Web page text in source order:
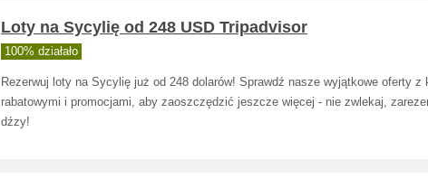
Loty na Sycylię od 248 USD Tripadvisor
100% działało
Rezerwuj loty na Sycylię już od 248 dolarów! Sprawdź nasze wyjątkowe oferty z
rabatowymi i promocjami, aby zaoszczędzić jeszcze więcej - nie zwlekaj,
dźzy!